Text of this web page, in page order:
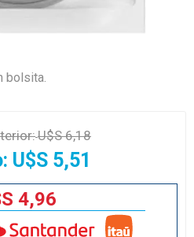
bolsita.
U$S 6,18
U$S 5,51
4,96